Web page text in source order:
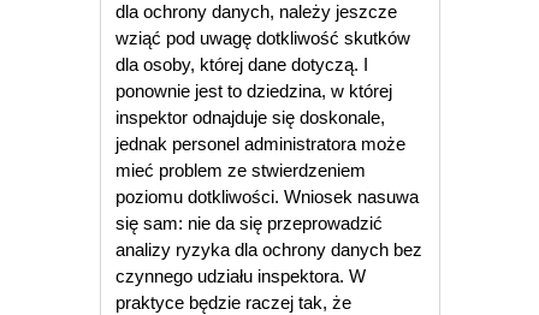
dla ochrony danych, należy jeszcze
wziąć pod uwagę dotkliwość skutków
dla osoby, której dane dotyczą. I
ponownie jest to dziedzina, w której
inspektor odnajduje się doskonale,
jednak personel administratora może
mieć problem ze stwierdzeniem
poziomu dotkliwości. Wniosek nasuwa
się sam: nie da się przeprowadzić
analizy ryzyka dla ochrony danych bez
czynnego udziału inspektora. W
praktyce będzie raczej tak, że